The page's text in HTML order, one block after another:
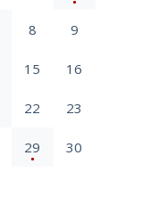
8 9
15 16
22 23
29 30